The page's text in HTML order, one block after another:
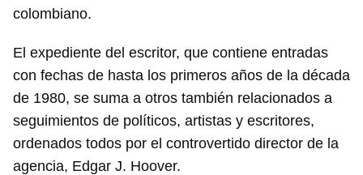
colombiano.
El expediente del escritor, que contiene entradas
con fechas de hasta los primeros años de la década
de 1980, se suma a otros también relacionados a
seguimientos de políticos, artistas y escritores,
ordenados todos por el controvertido director de la
agencia, Edgar J. Hoover.